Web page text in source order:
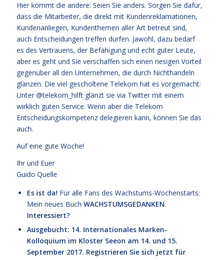
Hier kommt die andere: Seien Sie anders. Sorgen Sie dafür,
dass die Mitarbeiter, die direkt mit Kundenreklamationen,
Kundenanliegen, Kundenthemen aller Art betreut sind,
auch Entscheidungen treffen dürfen. Jawohl, dazu bedarf
es des Vertrauens, der Befähigung und echt guter Leute,
aber es geht und Sie verschaffen sich einen riesigen Vorteil
gegenüber all den Unternehmen, die durch Nichthandeln
glänzen. Die viel gescholtene Telekom hat es vorgemacht:
Unter @telekom_hilft glänzt sie via Twitter mit einem
wirklich guten Service. Wenn aber die Telekom
Entscheidungskompetenz delegieren kann, können Sie das
auch.
Auf eine gute Woche!
Ihr und Euer
Guido Quelle
Es ist da! Für alle Fans des Wachstums-Wochenstarts:
Mein neues Buch WACHSTUMSGEDANKEN.
Interessiert?
Ausgebucht: 14. Internationales Marken-
Kolloquium im Kloster Seeon am 14. und 15.
September 2017. Registrieren Sie sich jetzt für